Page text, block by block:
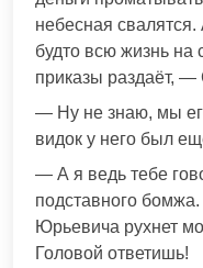
небесная свалятся.
будто всю жизнь на
приказы раздаёт, —
— Ну не знаю, мы
видок у него был
— А я ведь тебе
подставного бомжа.
Юрьевича рухнет
Головой ответишь!